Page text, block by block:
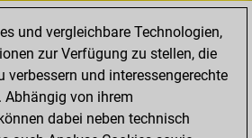
eigene Partien in der Cloud
und vergleichbare Technologien,
zur Verfügung zu stellen, die
verbessern und interessengerechte
Abhängig von ihrem
dabei neben technisch